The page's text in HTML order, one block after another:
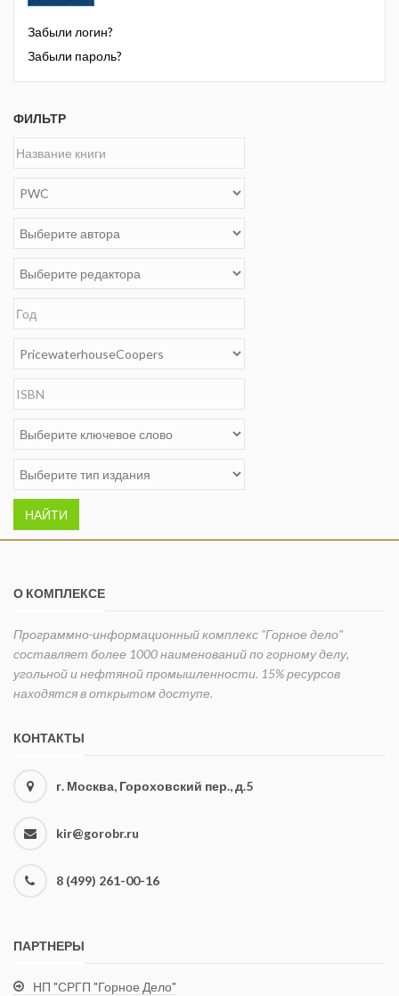
Забыли логин?
Забыли пароль?
ФИЛЬТР
НАЙТИ
О КОМПЛЕКСЕ
Программно-информационный комплекс "Горное дело"
составляет более 1000 наименований по горному делу,
угольной и нефтяной промышленности. 15% ресурсов
находятся в открытом доступе.
КОНТАКТЫ
г. Москва, Гороховский пер., д.5
kir@gorobr.ru
8 (499) 261-00-16
ПАРТНЕРЫ
НП "СРГП "Горное Дело"